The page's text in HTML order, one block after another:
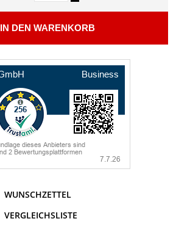
IN DEN WARENKORB
WUNSCHZETTEL
VERGLEICHSLISTE